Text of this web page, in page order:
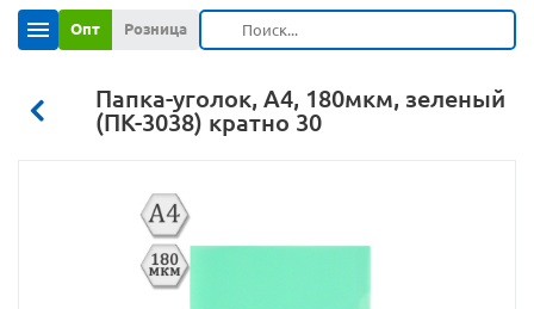
Опт Розница
Папка-уголок, А4, 180мкм, зеленый
(ПК-3038) кратно 30